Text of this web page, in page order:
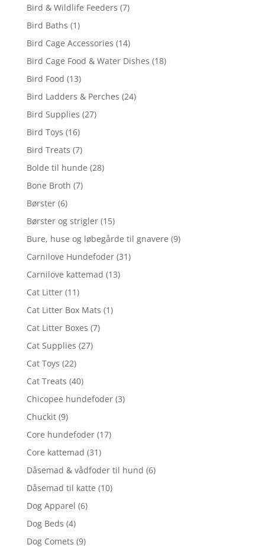
Bird & Wildlife Feeders (7)
Bird Baths (1)
Bird Cage Accessories (14)
Bird Cage Food & Water Dishes (18)
Bird Food (13)
Bird Ladders & Perches (24)
Bird Supplies (27)
Bird Toys (16)
Bird Treats (7)
Bolde til hunde (28)
Bone Broth (7)
Børster (6)
Børster og strigler (15)
Bure, huse og løbegårde til gnavere (9)
Carnilove Hundefoder (31)
Carnilove kattemad (13)
Cat Litter (11)
Cat Litter Box Mats (1)
Cat Litter Boxes (7)
Cat Supplies (27)
Cat Toys (22)
Cat Treats (40)
Chicopee hundefoder (3)
Chuckit (9)
Core hundefoder (17)
Core kattemad (31)
Dåsemad & vådfoder til hund (6)
Dåsemad til katte (10)
Dog Apparel (6)
Dog Beds (4)
Dog Comets (9)